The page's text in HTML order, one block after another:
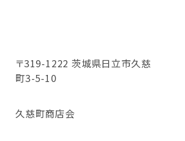
〒319-1222 茨城県日立市久慈
町3-5-10
久慈町商店会